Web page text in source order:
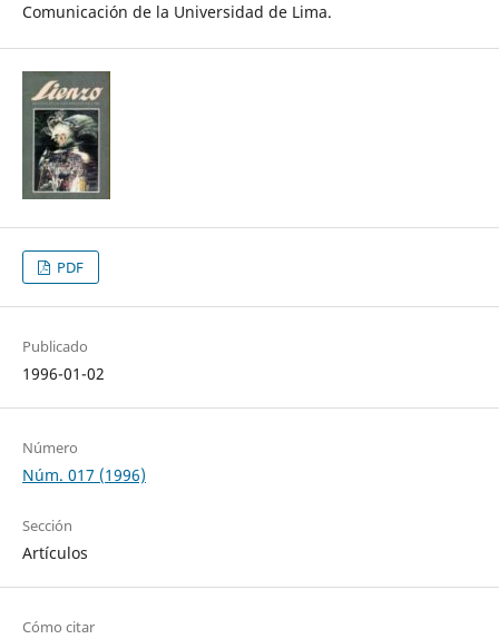
Comunicación de la Universidad de Lima.
PDF
Publicado
1996-01-02
Número
Núm. 017 (1996)
Sección
Artículos
Cómo citar